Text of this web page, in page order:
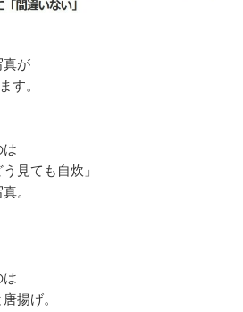
真が
す。
は
見ても自炊」
。
は
揚げ。